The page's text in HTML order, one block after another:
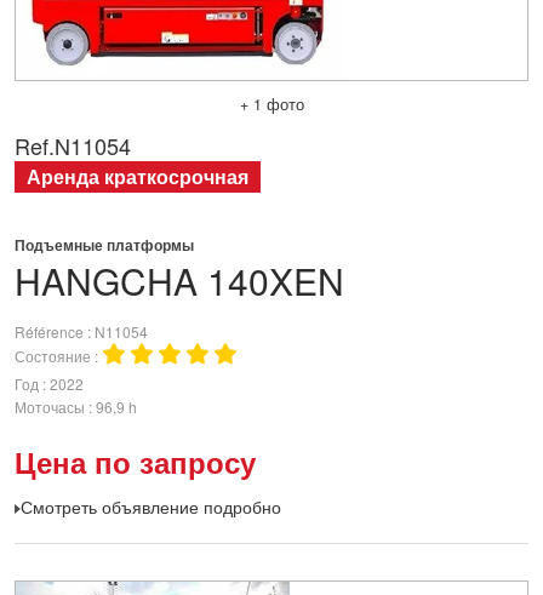
+ 1 фото
HANGCHA 140XEN
Подъемные платформы
Référence
N11054
Состояние
Год 2022
Моточасы 96,9 h
Цена по запросу
Смотреть объявление подробно
Ref.N11054
Аренда краткосрочная